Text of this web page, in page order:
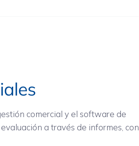
comercial y el software de
a través de informes, con